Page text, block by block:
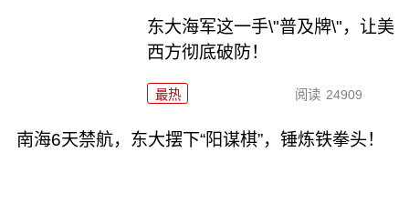
东大海军这一手\"普及牌\"，让美
西方彻底破防！
最热 阅读 24909
南海6天禁航，东大摆下“阳谋棋”，锤炼铁拳头！